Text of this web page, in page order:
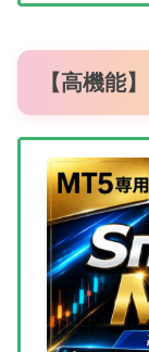
【高機能